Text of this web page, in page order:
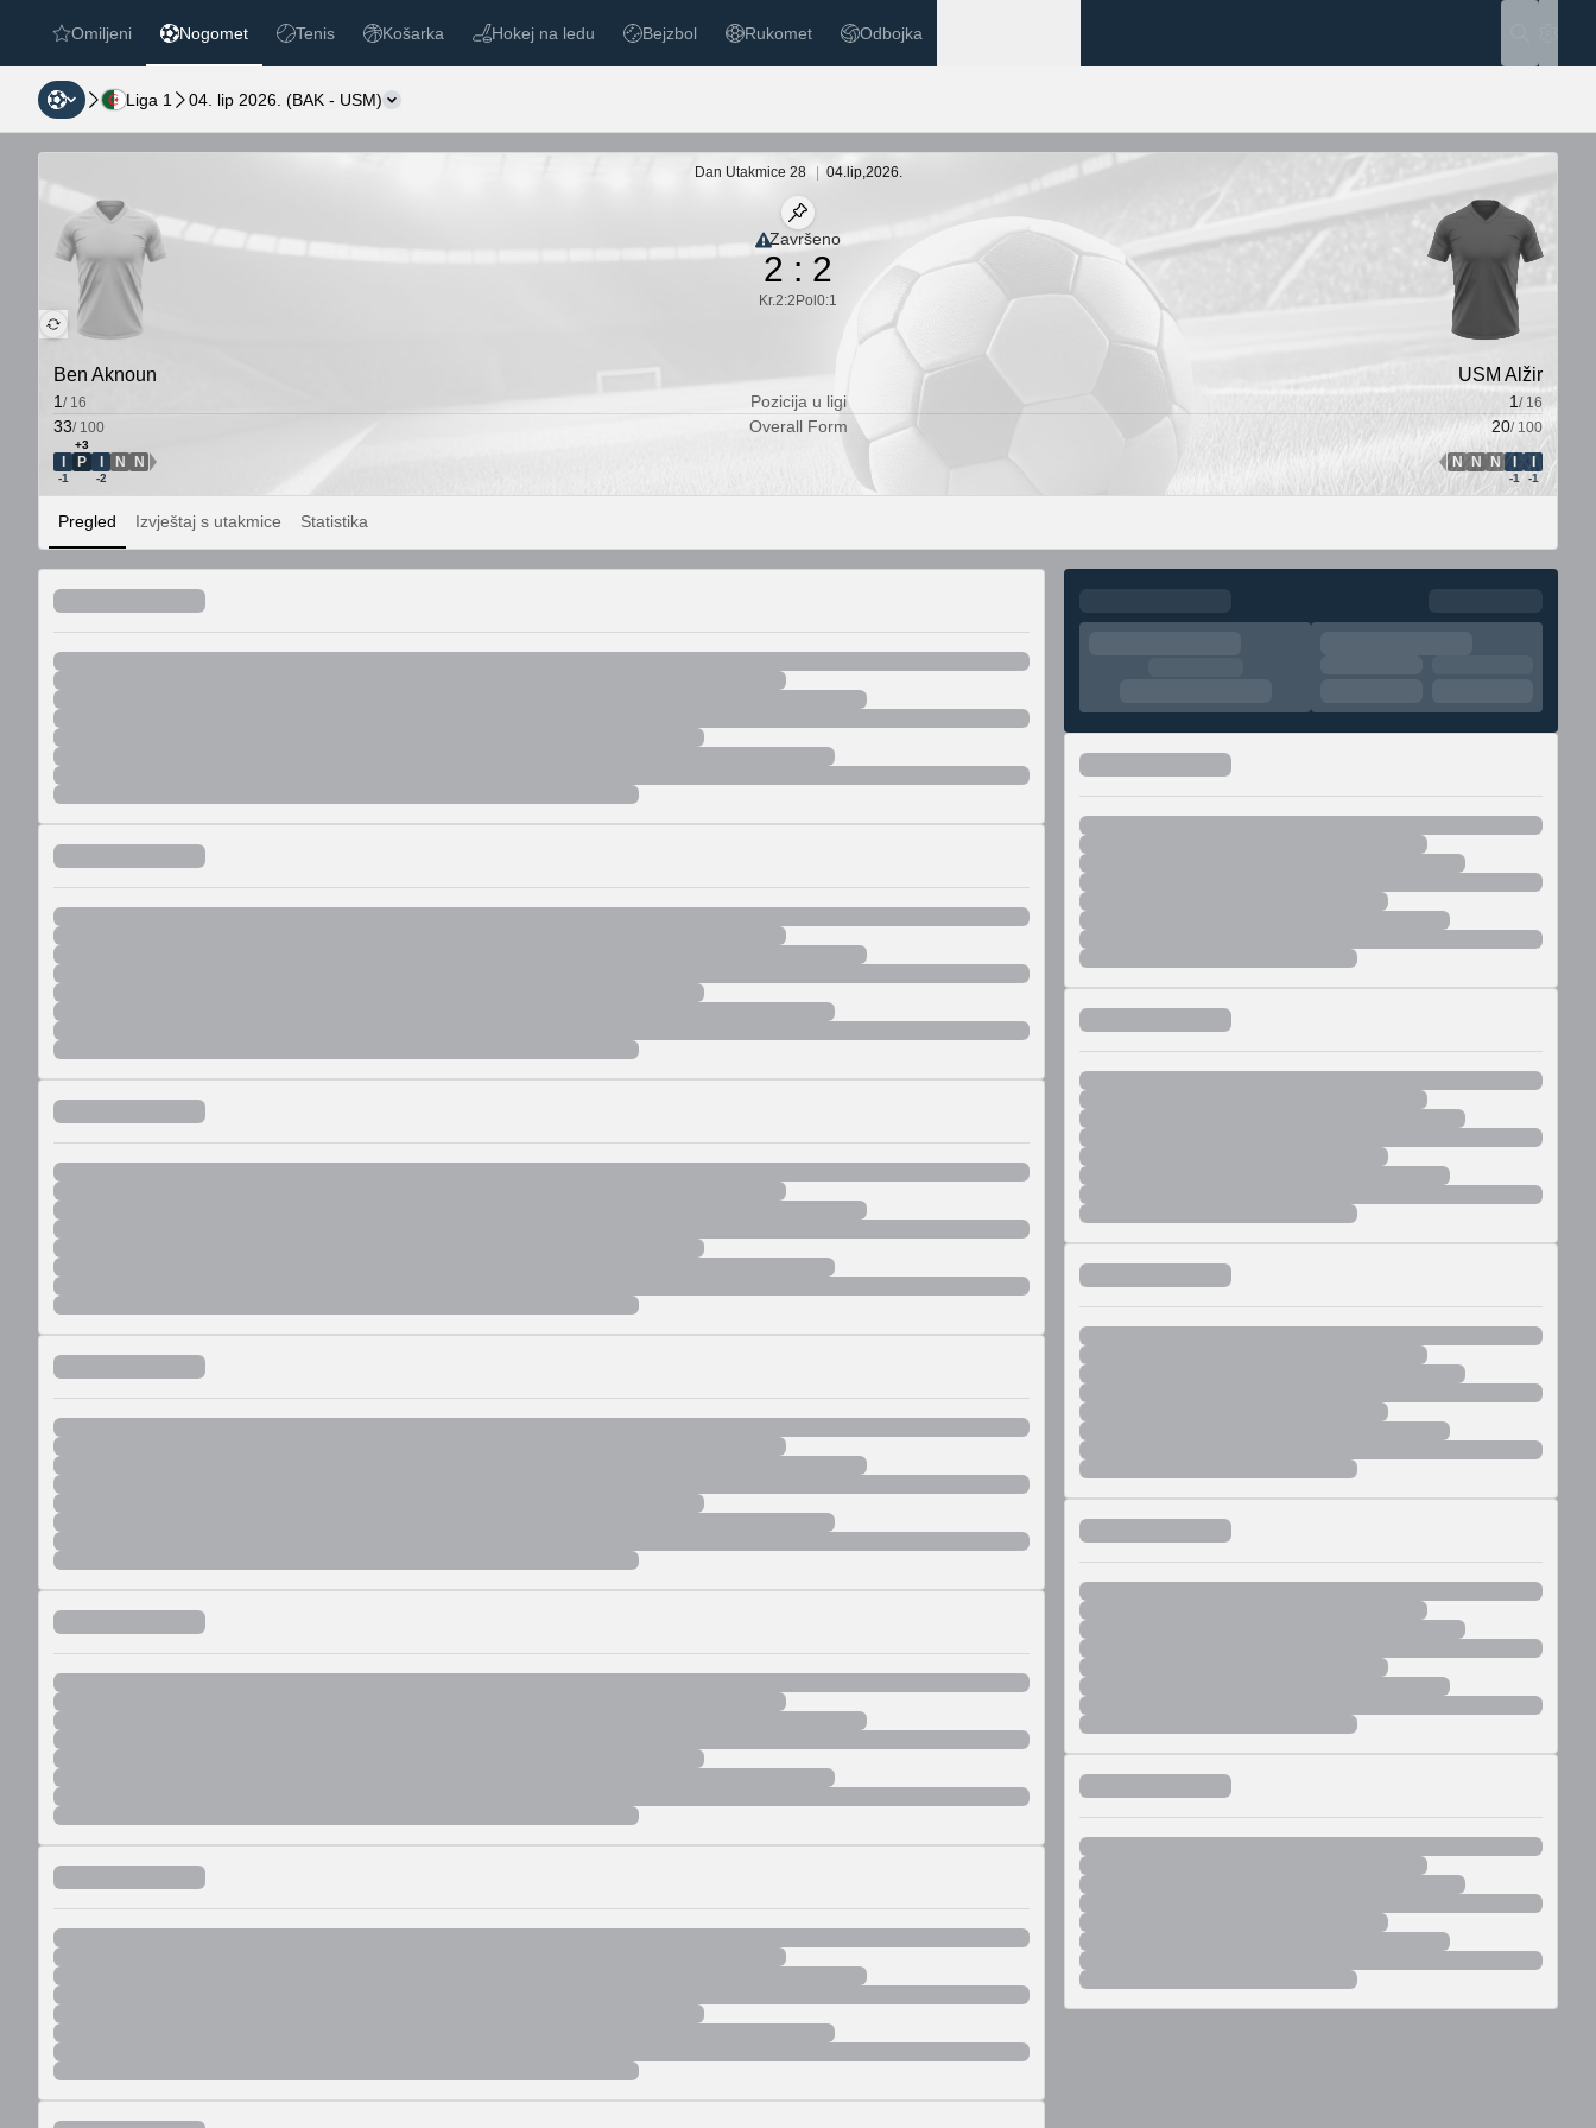
favorites
Omiljeni
Nogomet
Nogomet
Tenis
Tenis
Košarka
Košarka
Hokej na ledu
Hokej na ledu
Bejzbol
Bejzbol
Rukomet
Rukomet
Odbojka
Odbojka
Liga 1 04. lip 2026. (BAK - USM) Promjena međusobnog omjera
Dan Utakmice 28 04.lip,2026.
Ben Aknoun USM Alžir
Prikvačena utakmica
Ograničena pokrivenost
Završeno
2 : 2
Kr.2:2 Pol 0:1
1 / 16 Pozicija u ligi 1 / 16
33/ 100 Overall Form 20/ 100
-1
+3
P
-2
N N
PNI smjer -1
-1
N
N
N
PNI smjer
Pregled Izvještaj s utakmice Statistika